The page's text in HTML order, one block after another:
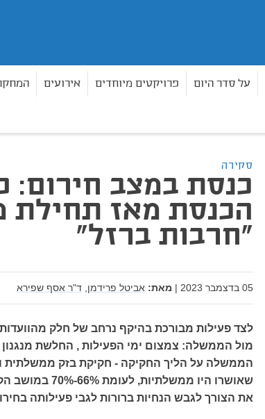
על סדר היום פרויקטים מיוחדים אירועים
סקירה
כנסת במצב חירום:
הכנסת מאז תחילת
"חרבות ברזל"
05 בדצמבר 2023 | מאת: אביטל פרידמן, ד"ר אסף שפירא
לצד פעילות מבורכת בהיקף נרחב של חלק
מול הממשלה: צמצום ימי הפעילות , החלשת
שאושרו היו
את הצורך לגבש הנחיות ברורות לגבי פעילותה